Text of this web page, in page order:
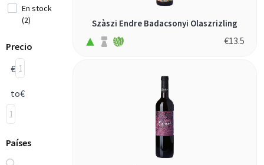
En stock
(2)
Precio
€
to€
Países
Szàszi Endre Badacsonyi Olaszrizling
€13.5